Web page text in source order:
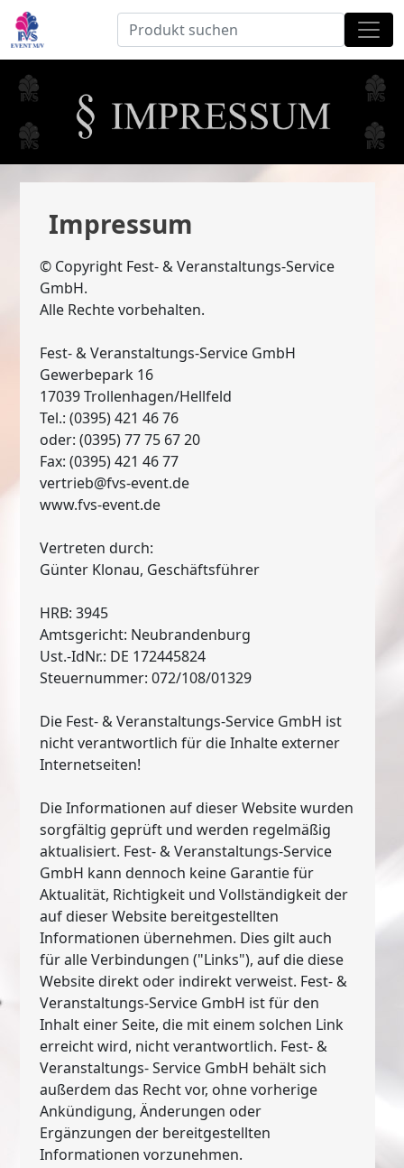
Impressum
© Copyright Fest- & Veranstaltungs-Service
GmbH.
Alle Rechte vorbehalten.
Fest- & Veranstaltungs-Service GmbH
Gewerbepark 16
17039 Trollenhagen/Hellfeld
Tel.: (0395) 421 46 76
oder: (0395) 77 75 67 20
Fax: (0395) 421 46 77
vertrieb@fvs-event.de
www.fvs-event.de
Vertreten durch:
Günter Klonau, Geschäftsführer
HRB: 3945
Amtsgericht: Neubrandenburg
Ust.-IdNr.: DE 172445824
Steuernummer: 072/108/01329
Die Fest- & Veranstaltungs-Service GmbH ist
nicht verantwortlich für die Inhalte externer
Internetseiten!
Die Informationen auf dieser Website wurden
sorgfältig geprüft und werden regelmäßig
aktualisiert. Fest- & Veranstaltungs-Service
GmbH kann dennoch keine Garantie für
Aktualität, Richtigkeit und Vollständigkeit der
auf dieser Website bereitgestellten
Informationen übernehmen. Dies gilt auch
für alle Verbindungen ("Links"), auf die diese
Website direkt oder indirekt verweist. Fest- &
Veranstaltungs-Service GmbH ist für den
Inhalt einer Seite, die mit einem solchen Link
erreicht wird, nicht verantwortlich. Fest- &
Veranstaltungs- Service GmbH behält sich
außerdem das Recht vor, ohne vorherige
Ankündigung, Änderungen oder
Ergänzungen der bereitgestellten
Informationen vorzunehmen.